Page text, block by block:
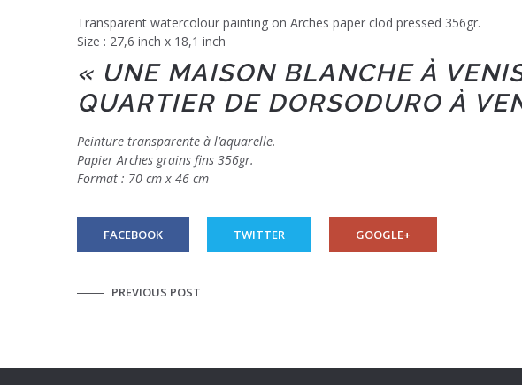
Transparent watercolour painting on Arches paper clod pressed 356gr.
Size : 27,6 inch x 18,1 inch
« UNE MAISON BLANCHE À
QUARTIER DE DORSODURO À
Peinture transparente à l’aquarelle.
Papier Arches grains fins 356gr.
Format : 70 cm x 46 cm
FACEBOOK TWITTER GOOGLE+
PREVIOUS POST